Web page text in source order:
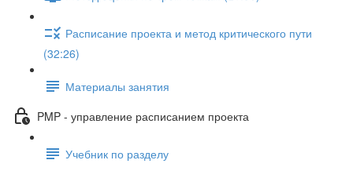
Расписание проекта и метод критического пути
(32:26)
Материалы занятия
PMP - управление расписанием проекта
Учебник по разделу